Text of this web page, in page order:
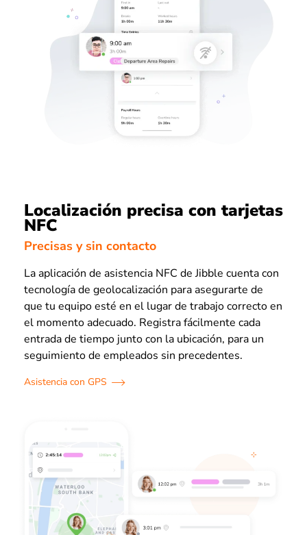
Localización precisa con tarjetas
NFC
Precisas y sin contacto
La aplicación de asistencia NFC de Jibble cuenta con
tecnología de geolocalización para asegurarte de
que tu equipo esté en el lugar de trabajo correcto en
el momento adecuado. Registra fácilmente cada
entrada de tiempo junto con la ubicación, para un
seguimiento de empleados sin precedentes.
Asistencia con GPS